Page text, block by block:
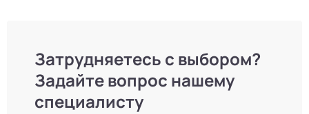
Затрудняетесь с выбором?
Задайте вопрос нашему
специалисту